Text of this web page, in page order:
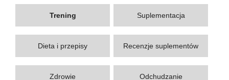
Trening Suplementacja
Dieta i przepisy Recenzje suplementów
Zdrowie Odchudzanie